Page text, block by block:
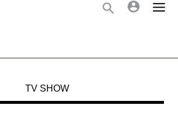
TV SHOW